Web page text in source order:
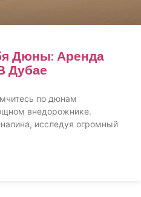
Дюны: Аренда
Дубае
по дюнам
внедорожнике.
исследуя огромный